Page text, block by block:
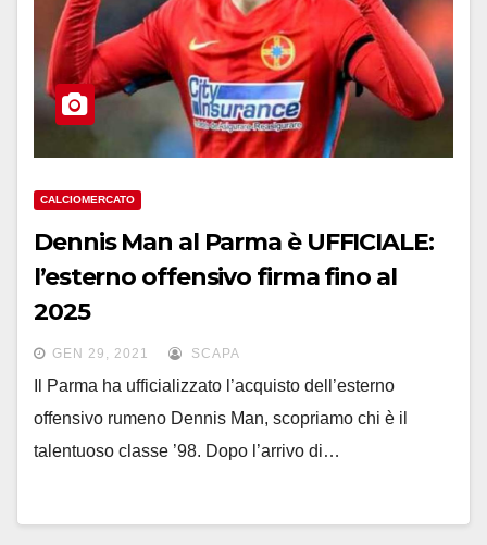
CALCIOMERCATO
Dennis Man al Parma è UFFICIALE:
l’esterno offensivo firma fino al
2025
GEN 29, 2021 SCAPA
Il Parma ha ufficializzato l’acquisto dell’esterno
offensivo rumeno Dennis Man, scopriamo chi è il
talentuoso classe ’98. Dopo l’arrivo di…